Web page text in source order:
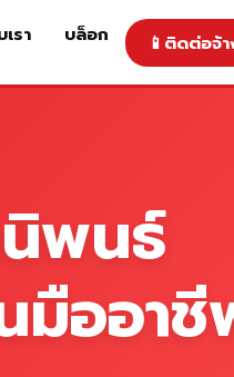
วิจัย ติดต่อจ้างทำวิจัย
รา บล็อก 📱 ติดต่อจ้า
นิพนธ์
มืออา